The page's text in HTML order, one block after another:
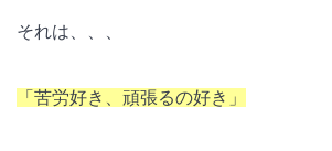
それは、、、
「苦労好き、頑張るの好き」